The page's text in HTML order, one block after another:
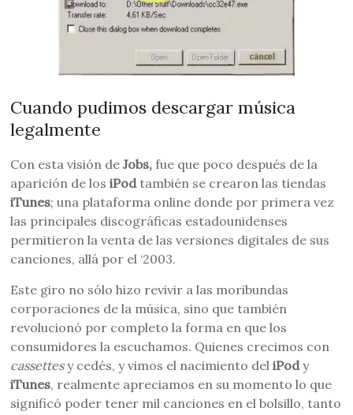
Cuando pudimos descargar música
legalmente
Con esta visión deJobs, fue que poco después de la
aparición de losiPod también se crearon las tiendas
iTunes; una plataforma online donde por primera vez
las principales discográficas estadounidenses
permitieron la venta de las versiones digitales de sus
canciones, allá por el ‘2003.
Este giro no sólo hizo revivir a las moribundas
corporaciones de la música, sino que también
revolucionó por completo la forma en que los
consumidores la escuchamos. Quienes crecimos con
cassettesy cedés, y vimos el nacimiento deliPod y
iTunes, realmente apreciamos en su momento lo que
significó poder tener mil canciones en el bolsillo, tanto